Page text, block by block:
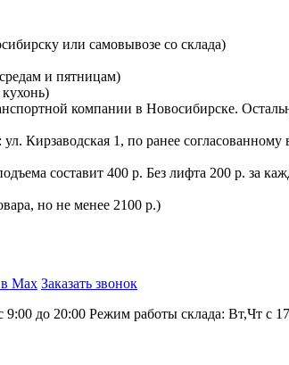
или самовывозе со склада)
и пятницам)
компании в Новосибирске.
Кирзаводская 1, по ранее согласованному
составит 400 р. Без лифта 200 р. за
но не менее 2100 р.)
Max Заказать звонок
9:00 до 20:00 Режим работы склада: Вт,Чт с